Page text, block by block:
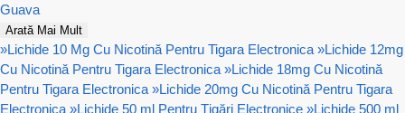
Guava
Arată Mai Mult
»Lichide 10 Mg Cu Nicotină Pentru Tigara Electronica »Lichide 12mg
Cu Nicotină Pentru Tigara Electronica »Lichide 18mg Cu Nicotină
Pentru Tigara Electronica »Lichide 20mg Cu Nicotină Pentru Tigara
Electronica »Lichide 50 ml Pentru Țigări Electronice »Lichide 500 ml